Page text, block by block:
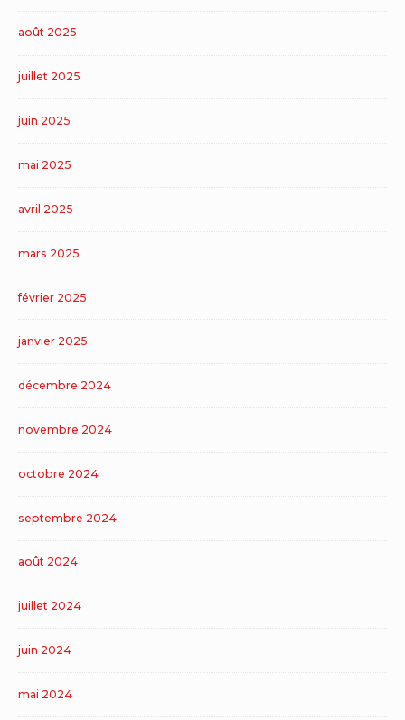
août 2025
juillet 2025
juin 2025
mai 2025
avril 2025
mars 2025
février 2025
janvier 2025
décembre 2024
novembre 2024
octobre 2024
septembre 2024
août 2024
juillet 2024
juin 2024
mai 2024